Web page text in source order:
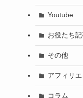
Youtube
お役たち
その他
アフィリエ
コラム